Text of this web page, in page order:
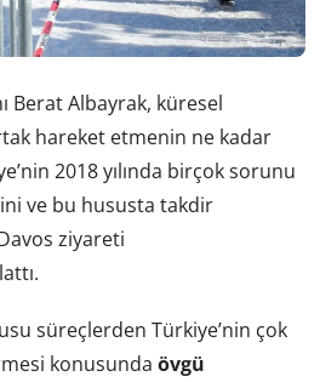
Berat Albayrak, küresel
hareket etmenin ne kadar
2018 yılında birçok sorunu
ve bu hususta takdir
ziyareti
süreçlerden Türkiye’nin çok
konusunda övgü